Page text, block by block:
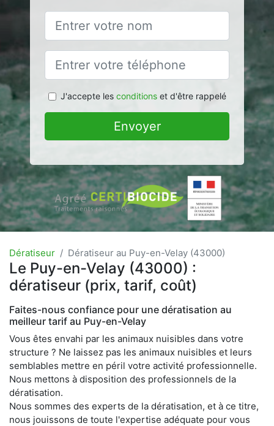
J'accepte les conditionset d'être rappelé
Envoyer
Dératiseur Dératiseur au Puy-en-Velay (43000)
Le Puy-en-Velay (43000) :
dératiseur (prix, tarif, coût)
Faites-nous confiance pour une dératisation au
meilleur tarif au Puy-en-Velay
Vous êtes envahi par les animaux nuisibles dans votre
structure ? Ne laissez pas les animaux nuisibles et leurs
semblables mettre en péril votre activité professionnelle.
Nous mettons à disposition des professionnels de la
dératisation.
Nous sommes des experts de la dératisation, et à ce titre,
nous jouissons de toute l'expertise adéquate pour vous